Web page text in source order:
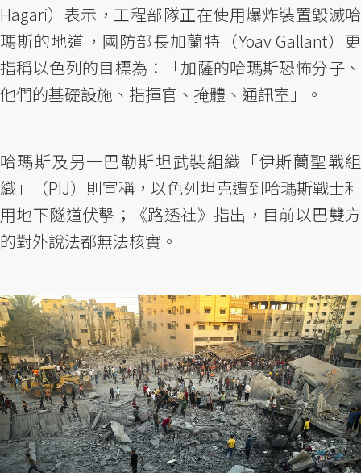
Hagari）表示，工程部隊正在使用爆炸裝置毀滅哈
瑪斯的地道，國防部長加蘭特（Yoav Gallant）更
指稱以色列的目標為：「加薩的哈瑪斯恐怖分子、
他們的基礎設施、指揮官、掩體、通訊室」。
哈瑪斯及另一巴勒斯坦武裝組織「伊斯蘭聖戰組
織」（PIJ）則宣稱，以色列坦克遭到哈瑪斯戰士利
用地下隧道伏擊；《路透社》指出，目前以巴雙方
的對外說法都無法核實。